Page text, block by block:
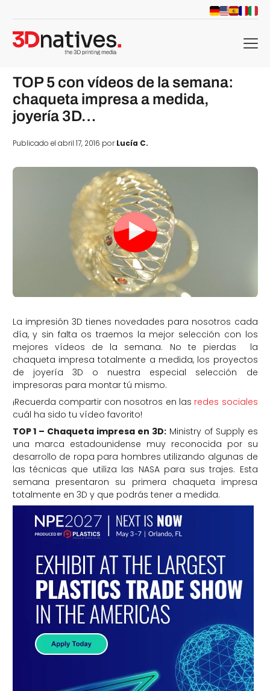
menu
TOP 5 con vídeos de la semana:
chaqueta impresa a medida,
joyería 3D…
Publicado el abril 17, 2016 porLucía C.
La impresión 3D tienes novedades para nosotros cada
día, y sin falta os traemos la mejor selección con los
mejores vídeos de la semana. No te pierdas la
chaqueta impresa totalmente a medida, los proyectos
de joyería 3D o nuestra especial selección de
impresoras para montar tú mismo.
¡Recuerda compartir con nosotros en las redes sociales
cuál ha sido tu vídeo favorito!
TOP 1 – Chaqueta impresa en 3D:Ministry of Supply es
una marca estadounidense muy reconocida por su
desarrollo de ropa para hombres utilizando algunas de
las técnicas que utiliza las NASA para sus trajes. Esta
semana presentaron su primera chaqueta impresa
totalmente en 3D y que podrás tener a medida.